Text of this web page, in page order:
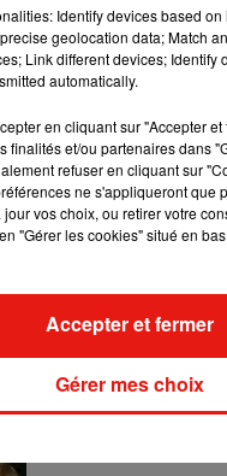
4 août 2026
Ariana Grande
sa tournée mondiale
31 juillet 2026
Grand Corps Malade
en road-trip dans son
Ariana Grande se
Identify devices based
geolocation data; Match
Link different devices; Identify
automatically.
en cliquant sur "Accepter
finalités et/ou partenaires dans
refuser en cliquant sur
ne s'appliqueront que
vos choix, ou retirer votre
"Gérer les cookies" situé en
Gérer mes choix
Accepter et fermer